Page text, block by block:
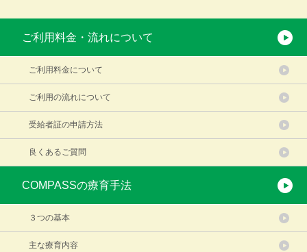
ご利用料金・流れについて
ご利用料金について
ご利用の流れについて
受給者証の申請方法
良くあるご質問
COMPASSの療育手法
３つの基本
主な療育内容